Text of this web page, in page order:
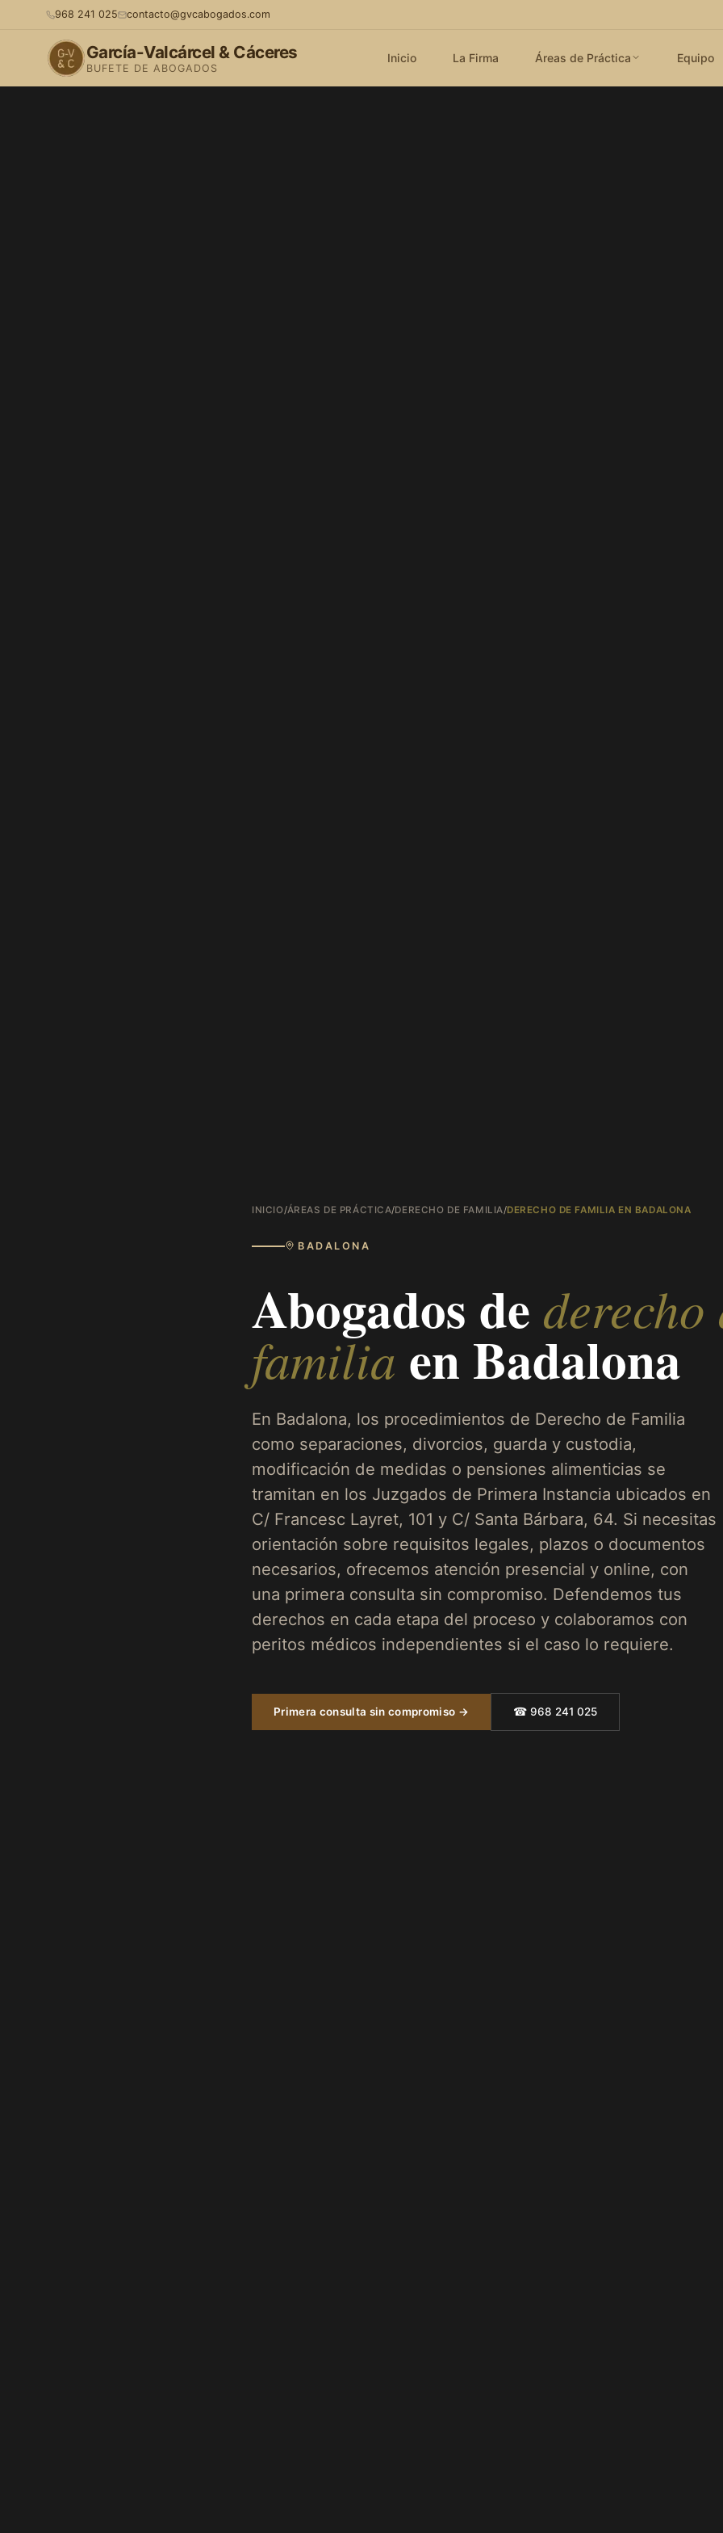
968 241 025 contacto@gvcabogados.com
García-Valcárcel & Cáceres
BUFETE DE ABOGADOS
Inicio La Firma Áreas de Práctica Equipo
INICIO/ÁREAS DE PRÁCTICA/DERECHO DE FAMILIA/DERECHO DE FAMILIA EN BADALONA
BADALONA
Abogados de derecho
familia enBadalona
En Badalona, los procedimientos de Derecho de Familia
como separaciones, divorcios, guarda y custodia,
modificación de medidas o pensiones alimenticias se
tramitan en los Juzgados de Primera Instancia ubicados en
C/ Francesc Layret, 101 y C/ Santa Bárbara, 64. Si necesitas
orientación sobre requisitos legales, plazos o documentos
necesarios, ofrecemos atención presencial y online, con
una primera consulta sin compromiso. Defendemos tus
derechos en cada etapa del proceso y colaboramos con
peritos médicos independientes si el caso lo requiere.
Primera consulta sin compromiso → ☎ 968 241 025